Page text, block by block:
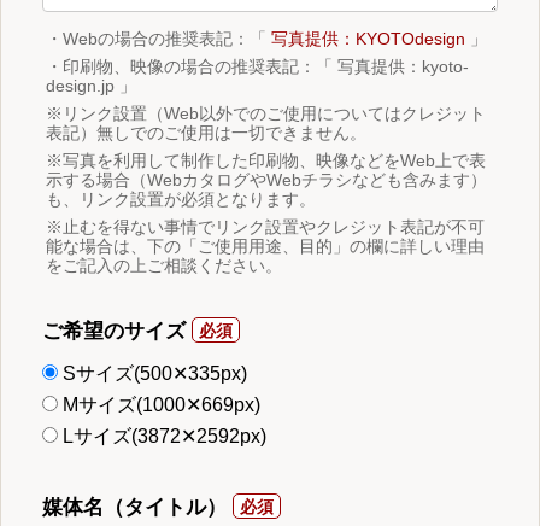
・Webの場合の推奨表記：「 写真提供：KYOTOdesign 」
・印刷物、映像の場合の推奨表記：「 写真提供：kyoto-
design.jp 」
※リンク設置（Web以外でのご使用についてはクレジット
表記）無しでのご使用は一切できません。
※写真を利用して制作した印刷物、映像などをWeb上で表
示する場合（WebカタログやWebチラシなども含みます）
も、リンク設置が必須となります。
※止むを得ない事情でリンク設置やクレジット表記が不可
能な場合は、下の「ご使用用途、目的」の欄に詳しい理由
をご記入の上ご相談ください。
ご希望のサイズ
Sサイズ(500✕335px)
Mサイズ(1000✕669px)
Lサイズ(3872✕2592px)
媒体名（タイトル）